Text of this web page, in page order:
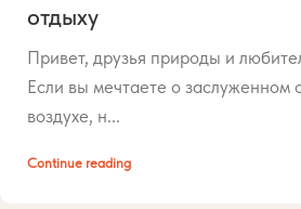
отдыху
Привет, друзья природы и
Если вы мечтаете о заслуженном
воздухе, н...
Continue reading